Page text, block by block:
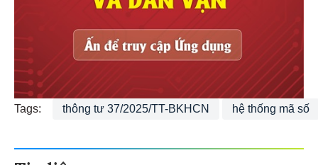
Tags: thông tư 37/2025/TT-BKHCN hệ thống mã số